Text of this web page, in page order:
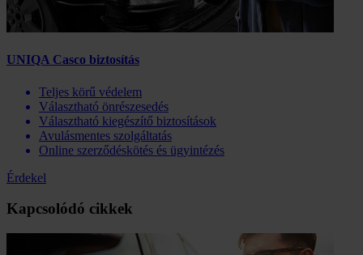
UNIQA Casco biztosítás
Teljes körű védelem
Választható önrészesedés
Választható kiegészítő biztosítások
Avulásmentes szolgáltatás
Online szerződéskötés és ügyintézés
Érdekel
Kapcsolódó cikkek